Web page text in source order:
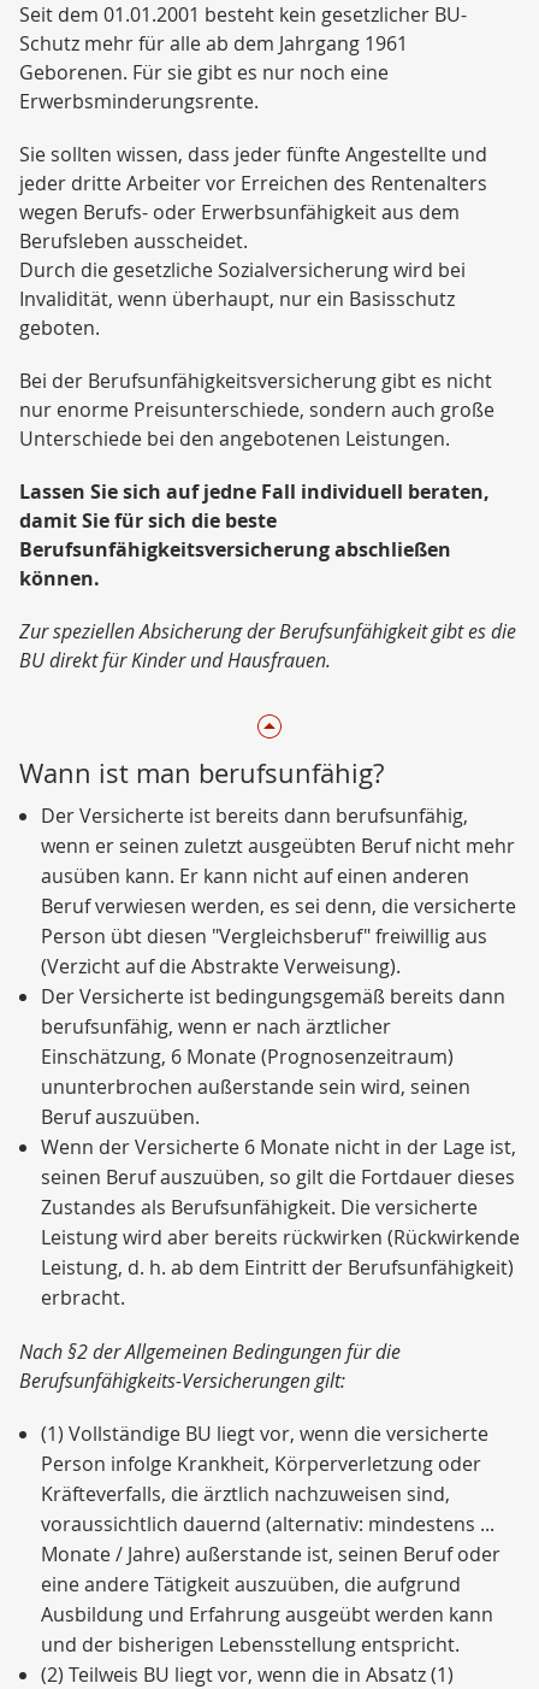
Seit dem 01.01.2001 besteht kein gesetzlicher BU-
Schutz mehr für alleab dem Jahrgang 1961
Geborenen. Für sie gibt es nur noch eine
Erwerbsminderungsrente.
Sie sollten wissen, dass jeder fünfte Angestellte und
jeder dritte Arbeiter vor Erreichen des Rentenalters
wegen Berufs- oder Erwerbsunfähigkeit aus dem
Berufsleben ausscheidet.
Durch die gesetzliche Sozialversicherung wird bei
Invalidität, wenn überhaupt, nur ein Basisschutz
geboten.
Bei der Berufsunfähigkeitsversicherung gibt es nicht
nur enorme Preisunterschiede, sondern auch große
Unterschiede bei den angebotenen Leistungen.
Lassen Sie sich auf jedne Fall individuell beraten,
damit Sie für sich die beste
Berufsunfähigkeitsversicherung abschließen
können.
Zur speziellen Absicherung der Berufsunfähigkeit gibt es die
BU direkt für Kinder und Hausfrauen.
Wann ist man berufsunfähig?
Der Versicherte ist bereits dann berufsunfähig,
wenn er seinen zuletzt ausgeübten Beruf nicht mehr
ausüben kann. Er kann nicht auf einen anderen
Beruf verwiesen werden, es sei denn, die versicherte
Person übt diesen "Vergleichsberuf" freiwillig aus
(Verzicht auf die Abstrakte Verweisung).
Der Versicherte ist bedingungsgemäß bereits dann
berufsunfähig, wenn er nach ärztlicher
Einschätzung, 6 Monate (Prognosenzeitraum)
ununterbrochen außerstande sein wird, seinen
Beruf auszuüben.
Wenn der Versicherte 6 Monate nicht in der Lage ist,
seinen Beruf auszuüben, so gilt die Fortdauer dieses
Zustandes als Berufsunfähigkeit. Die versicherte
Leistung wird aber bereits rückwirken (Rückwirkende
Leistung, d. h. ab dem Eintritt der Berufsunfähigkeit)
erbracht.
Nach §2 der Allgemeinen Bedingungen für die
Berufsunfähigkeits-Versicherungen gilt:
(1) Vollständige BU liegt vor, wenn die versicherte
Person infolge Krankheit, Körperverletzung oder
Kräfteverfalls, die ärztlich nachzuweisen sind,
voraussichtlich dauernd (alternativ: mindestens ...
Monate / Jahre) außerstande ist, seinen Beruf oder
eine andere Tätigkeit auszuüben, die aufgrund
Ausbildung und Erfahrung ausgeübt werden kann
und der bisherigen Lebensstellung entspricht.
(2) Teilweis BU liegt vor, wenn die in Absatz (1)